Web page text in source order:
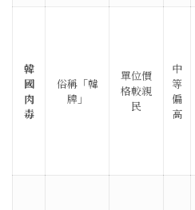
韓
國
肉
毒
俗稱「韓
牌」
單位價
格較親
民
中
等
偏
高